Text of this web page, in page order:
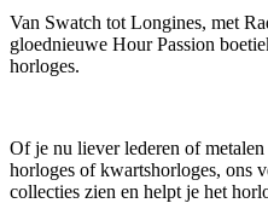
Van Swatch tot Longines, met
gloednieuwe Hour Passion
horloges.
Of je nu liever lederen of
horloges of kwartshorloges, ons
collecties zien en helpt je het